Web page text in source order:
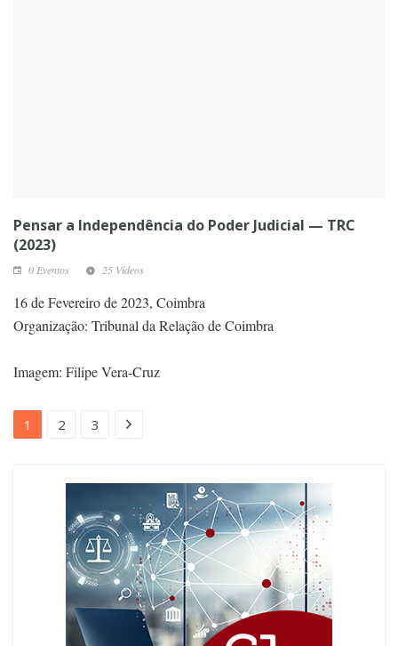
Pensar a Independência do Poder Judicial — TRC
(2023)
0 Eventos 25 Vídeos
16 de Fevereiro de 2023, Coimbra
Organização: Tribunal da Relação de Coimbra
Imagem: Filipe Vera-Cruz
1 2 3